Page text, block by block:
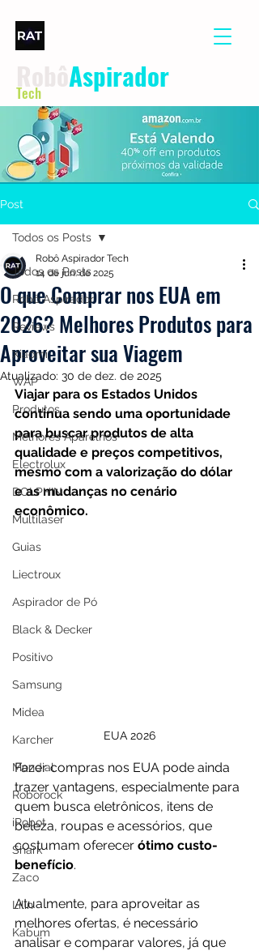
Aspirador
Tech
Post
Todos os Posts
Robô Aspirador
Reviews
Xiaomi
WAP
Produtos
Melhores Aparelhos
Electrolux
DOLPHIN
Multilaser
Guias
Liectroux
Aspirador de Pó
Black & Decker
Positivo
Samsung
Midea
Karcher
Mondial
Roborock
iRobot
Shark
Zaco
Lilin
Kabum
Todos os Posts
O que Comprar nos EUA em
2026? Melhores Produtos para
Aproveitar sua Viagem
Robô Aspirador Tech
14 de jun. de 2025
Atualizado: 30 de dez. de 2025
Viajar para os Estados Unidos
continua sendo uma oportunidade
para buscar produtos de alta
qualidade e preços competitivos,
mesmo com a valorização do dólar
e as mudanças no cenário
econômico.
EUA 2026
Fazer compras nos EUA pode ainda
trazer vantagens, especialmente para
quem busca eletrônicos, itens de
beleza, roupas e acessórios, que
costumam oferecer ótimo custo-
benefício.
Atualmente, para aproveitar as
melhores ofertas, é necessário
analisar e comparar valores, já que